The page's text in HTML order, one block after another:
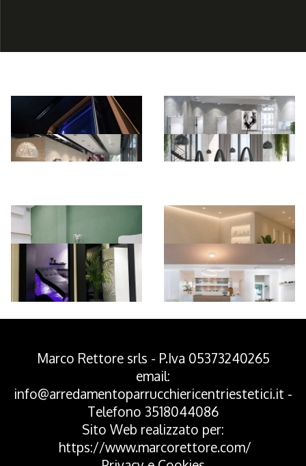
Marco Rettore srls - P.Iva 05373240265
email:
info@arredamentoparrucchiericentriestetici.it -
Telefono 3518044086
Sito Web realizzato per:
https://www.marcorettore.com/